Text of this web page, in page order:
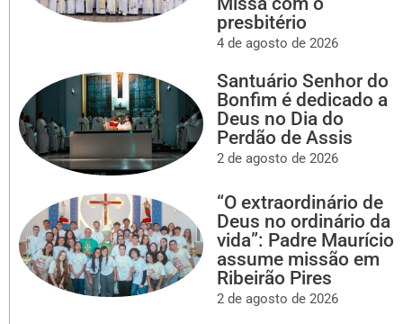
presbitério
4 de agosto de 2026
Santuário Senhor do
Bonfim é dedicado a
Deus no Dia do
Perdão de Assis
2 de agosto de 2026
“O extraordinário de
Deus no ordinário da
vida”: Padre Maurício
assume missão em
Ribeirão Pires
2 de agosto de 2026